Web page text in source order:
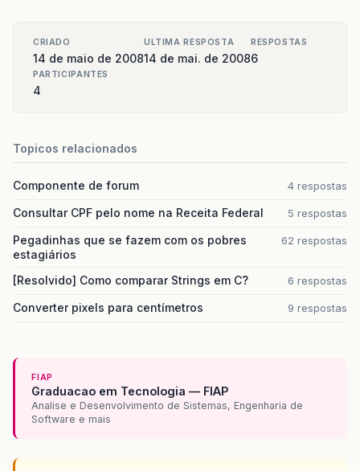
CRIADO
14 de maio de 2008
ULTIMA RESPOSTA
14 de mai. de 2008
RESPOSTAS
6
PARTICIPANTES
4
Topicos relacionados
Componente de forum 4 respostas
Consultar CPF pelo nome na Receita Federal 5 respostas
Pegadinhas que se fazem com os pobres
estagiários
62 respostas
[Resolvido] Como comparar Strings em C? 6 respostas
Converter pixels para centímetros 9 respostas
FIAP
Graduacao em Tecnologia — FIAP
Analise e Desenvolvimento de Sistemas, Engenharia de
Software e mais